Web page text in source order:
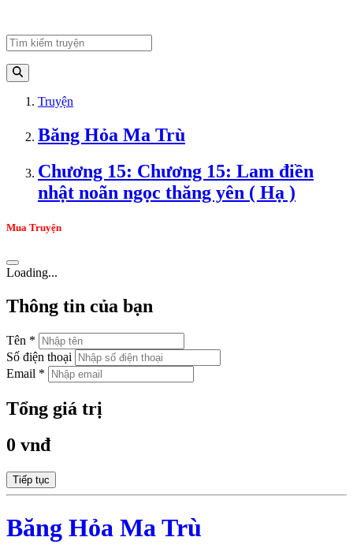
Truyện
Băng Hỏa Ma Trù
Chương 15: Chương 15: Lam điền
nhật noãn ngọc thăng yên ( Hạ )
Mua Truyện
Loading...
Thông tin của bạn
Tên *
Số điện thoại
Email *
Tổng giá trị
0 vnđ
Tiếp tục
Băng Hỏa Ma Trù